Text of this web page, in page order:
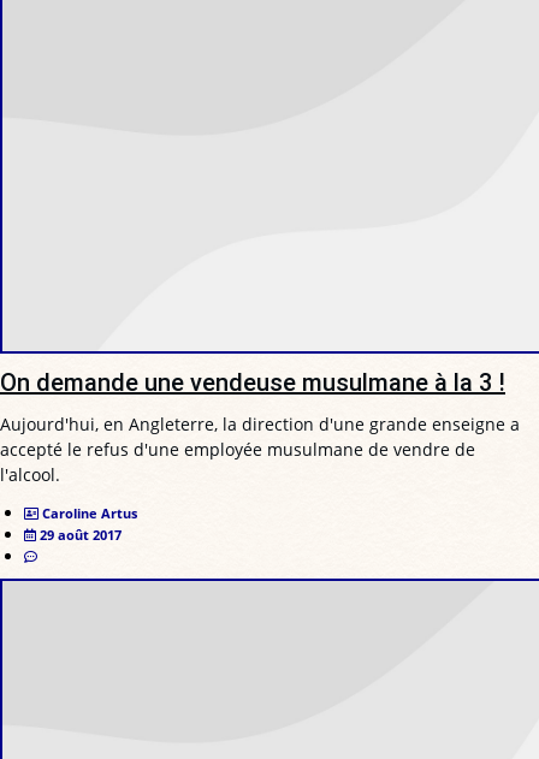
On demande une vendeuse musulmane à la 3 !
Aujourd'hui, en Angleterre, la direction d'une grande enseigne a
accepté le refus d'une employée musulmane de vendre de
l'alcool.
Caroline Artus
29 août 2017